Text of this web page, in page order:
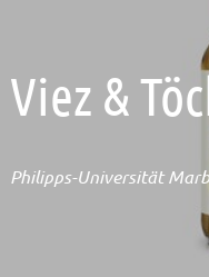
Viez &
Philipps-Universität